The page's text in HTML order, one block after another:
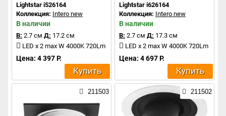
Lightstar i526164
Коллекция: Intero new
В наличии
В: 2.7 см Д: 17.2 см
LED x 2 max W 4000K 720Lm
Цена: 4 397 Р.
Купить
Lightstar i626164
Коллекция: Intero new
В наличии
В: 2.7 см Д: 17.3 см
LED x 2 max W 4000K 720Lm
Цена: 4 697 Р.
Купить
211503 211502